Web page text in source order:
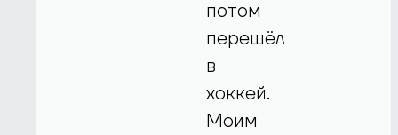
потом
перешёл
в
хоккей.
Моим